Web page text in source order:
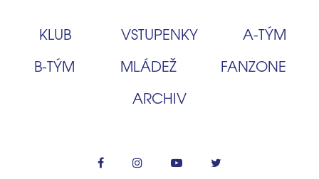
KLUB VSTUPENKY
A‑TÝM
B‑TÝM
MLÁDEŽ
FANZONE
ARCHIV